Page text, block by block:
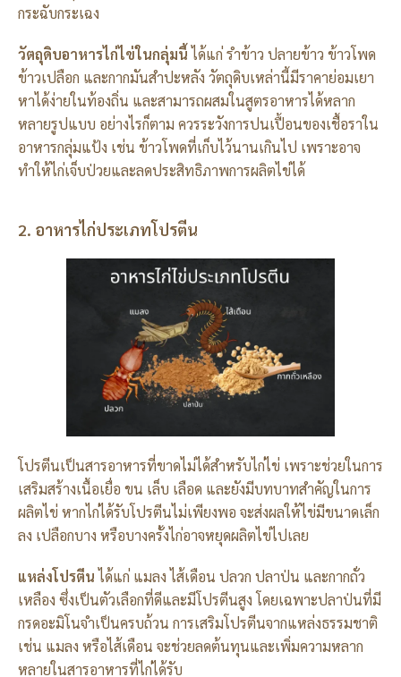
กระฉับกระเฉง
วัตถุดิบอาหารไก่ไข่ในกลุ่มนี้ได้แก่ รำข้าว ปลายข้าว ข้าวโพด
ข้าวเปลือก และกากมันสำปะหลัง วัตถุดิบเหล่านี้มีราคาย่อมเยา
หาได้ง่ายในท้องถิ่น และสามารถผสมในสูตรอาหารได้หลาก
หลายรูปแบบ อย่างไรก็ตาม ควรระวังการปนเปื้อนของเชื้อราใน
อาหารกลุ่มแป้ง เช่น ข้าวโพดที่เก็บไว้นานเกินไป เพราะอาจ
ทำให้ไก่เจ็บป่วยและลดประสิทธิภาพการผลิตไข่ได้
2. อาหารไก่ประเภทโปรตีน
โปรตีนเป็นสารอาหารที่ขาดไม่ได้สำหรับไก่ไข่ เพราะช่วยในการ
เสริมสร้างเนื้อเยื่อ ขน เล็บ เลือด และยังมีบทบาทสำคัญในการ
ผลิตไข่ หากไก่ได้รับโปรตีนไม่เพียงพอ จะส่งผลให้ไข่มีขนาดเล็ก
ลง เปลือกบาง หรือบางครั้งไก่อาจหยุดผลิตไข่ไปเลย
แหล่งโปรตีนได้แก่ แมลง ไส้เดือน ปลวก ปลาป่น และกากถั่ว
เหลือง ซึ่งเป็นตัวเลือกที่ดีและมีโปรตีนสูง โดยเฉพาะปลาป่นที่มี
กรดอะมิโนจำเป็นครบถ้วน การเสริมโปรตีนจากแหล่งธรรมชาติ
เช่น แมลง หรือไส้เดือน จะช่วยลดต้นทุนและเพิ่มความหลาก
หลายในสารอาหารที่ไก่ได้รับ